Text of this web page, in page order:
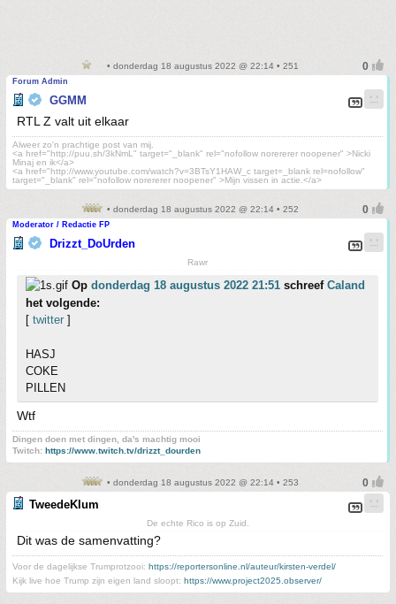
• donderdag 18 augustus 2022 @ 22:14 • 251
Forum Admin
GGMM
RTL Z valt uit elkaar
Alweer zo'n prachtige post van mij.
<a href="http://puu.sh/3kNmL" target="_blank" rel="nofollow norererer noopener" >Nicki
Minaj en ik</a>
<a href="http://www.youtube.com/watch?v=3BTsY1HAW_c target=_blank rel=nofollow"
target="_blank" rel="nofollow norererer noopener" >Mijn vissen in actie.</a>
• donderdag 18 augustus 2022 @ 22:14 • 252
Moderator / Redactie FP
Drizzt_DoUrden
Rawr
Op donderdag 18 augustus 2022 21:51 schreef Caland
het volgende:
[ twitter ]
HASJ
COKE
PILLEN
Wtf
Dingen doen met dingen, da's machtig mooi
Twitch: https://www.twitch.tv/drizzt_dourden
• donderdag 18 augustus 2022 @ 22:14 • 253
TweedeKlum
De echte Rico is op Zuid.
Dit was de samenvatting?
Voor de dagelijkse Trumprotzooi: https://reportersonline.nl/auteur/kirsten-verdel/
Kijk live hoe Trump zijn eigen land sloopt: https://www.project2025.observer/